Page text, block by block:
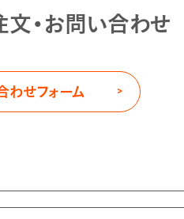
文・お問い合わせ
わせフォーム